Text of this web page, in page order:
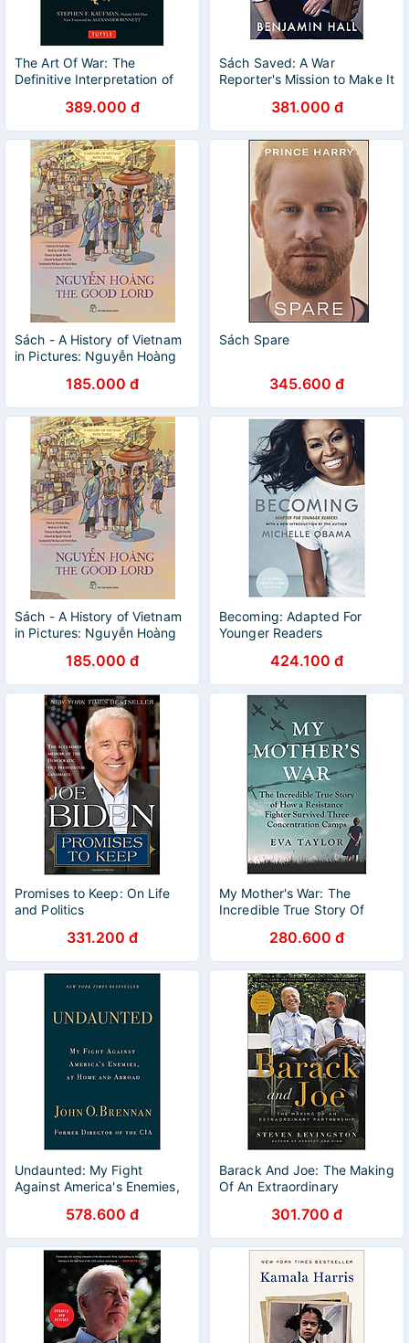
The Art Of War: The
Definitive Interpretation of
Strategy389.000 đ
Sách Saved: A War
Reporter's Mission to Make It
381.000 đ
Sách - A History of Vietnam
in Pictures: Nguyễn Hoàng
185.000 đ
Sách Spare
345.600 đ
Sách - A History of Vietnam
in Pictures: Nguyễn Hoàng
185.000 đ
Becoming: Adapted For
Younger Readers
424.100 đ
Promises to Keep: On Life
and Politics
331.200 đ
My Mother's War: The
Incredible True Story Of
Survived Three
Concentration Camps
280.600 đ
Undaunted: My Fight
Against America's Enemies,
578.600 đ
Barack And Joe: The Making
Of An Extraordinary
301.700 đ